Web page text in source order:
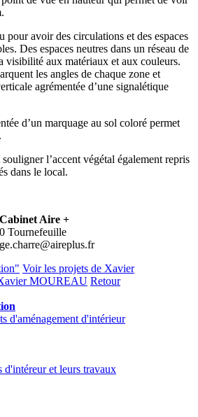
pour avoir des circulations et des espaces
Des espaces neutres dans un réseau de
visibilité aux matériaux et aux couleurs.
les angles de chaque zone et
agrémentée d’une signalétique
d’un marquage au sol coloré permet
l’accent végétal également repris
dans le local.
Aire +
Tournefeuille
Voir les projets de Xavier
MOUREAU Retour
d'aménagement d'intérieur
d'intéreur et leurs travaux